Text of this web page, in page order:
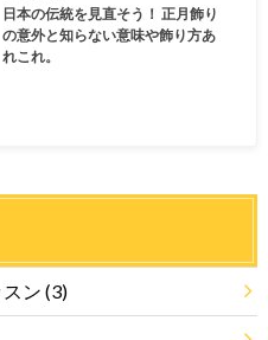
日本の伝統を見直そう！ 正月飾り
の意外と知らない意味や飾り方あ
れこれ。
ン (3)